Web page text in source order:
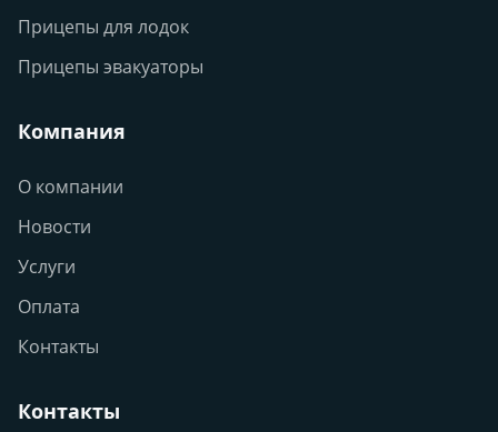
Прицепы для лодок
Прицепы эвакуаторы
Компания
О компании
Новости
Услуги
Оплата
Контакты
Контакты